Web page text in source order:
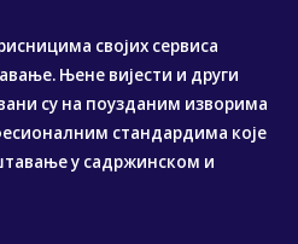
својих сервиса
Њене вијести и други
су на поузданим изворима
стандардима које
у садржинском и